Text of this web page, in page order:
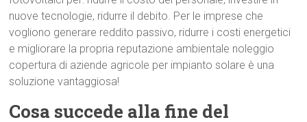
nuove tecnologie, ridurre il debito. Per le imprese che
vogliono generare reddito passivo, ridurre i costi energetici
e migliorare la propria reputazione ambientale noleggio
copertura di aziende agricole per impianto solare è una
soluzione vantaggiosa!
Cosa succede alla fine del